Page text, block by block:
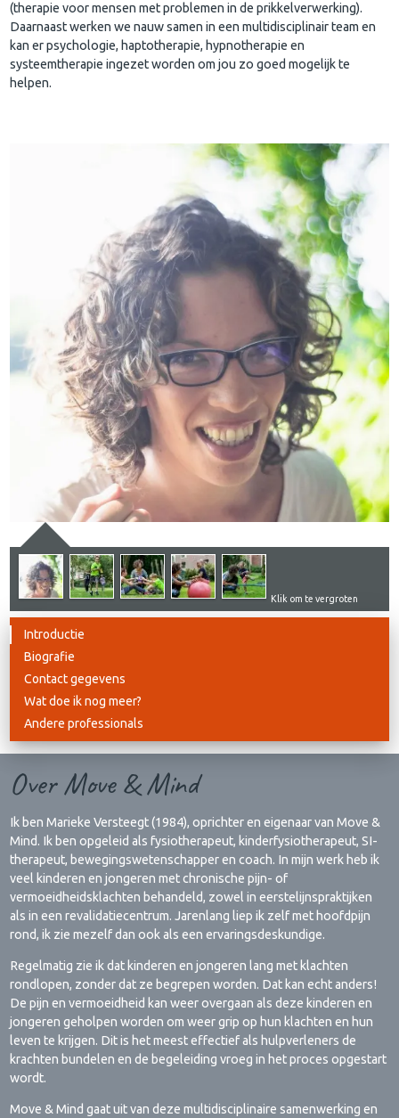
(therapie voor mensen met problemen in de prikkelverwerking).
Daarnaast werken we nauw samen in een multidisciplinair team en
kan er psychologie, haptotherapie, hypnotherapie en
systeemtherapie ingezet worden om jou zo goed mogelijk te
helpen.
Klik om te vergroten
Introductie
Biografie
Contact gegevens
Wat doe ik nog meer?
Andere professionals
Over Move & Mind
Ik ben Marieke Versteegt (1984), oprichter en eigenaar van Move &
Mind. Ik ben opgeleid als fysiotherapeut, kinderfysiotherapeut, SI-
therapeut, bewegingswetenschapper en coach. In mijn werk heb ik
veel kinderen en jongeren met chronische pijn- of
vermoeidheidsklachten behandeld, zowel in eerstelijnspraktijken
als in een revalidatiecentrum. Jarenlang liep ik zelf met hoofdpijn
rond, ik zie mezelf dan ook als een ervaringsdeskundige.
Regelmatig zie ik dat kinderen en jongeren lang met klachten
rondlopen, zonder dat ze begrepen worden. Dat kan echt anders!
De pijn en vermoeidheid kan weer overgaan als deze kinderen en
jongeren geholpen worden om weer grip op hun klachten en hun
leven te krijgen. Dit is het meest effectief als hulpverleners de
krachten bundelen en de begeleiding vroeg in het proces opgestart
wordt.
Move & Mind gaat uit van deze multidisciplinaire samenwerking en